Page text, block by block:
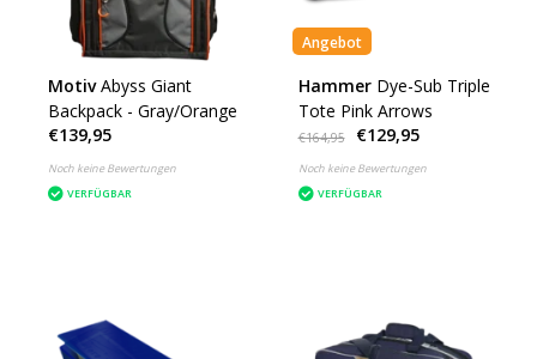
Motiv Abyss Giant
Backpack - Gray/Orange
€139,95
Noch keine Bewertungen
VERFÜGBAR
Angebot
Hammer Dye-Sub Triple
Tote Pink Arrows
€164,95 €129,95
Noch keine Bewertungen
VERFÜGBAR